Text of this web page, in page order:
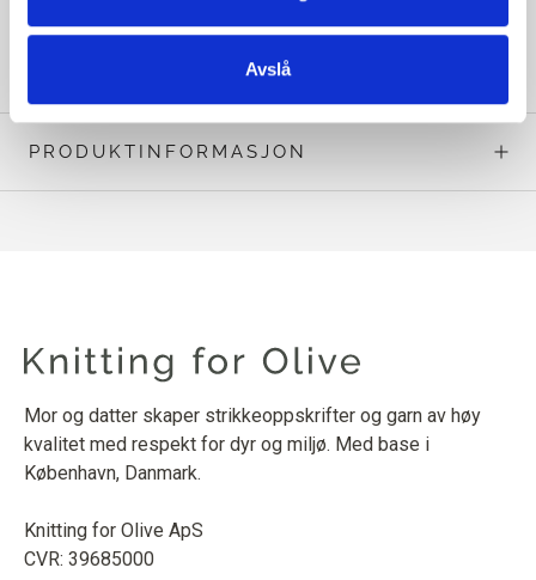
Avslå
LES MER OM DETTE
PRODUKTINFORMASJON
Mor og datter skaper strikkeoppskrifter og garn av høy
kvalitet med respekt for dyr og miljø. Med base i
København, Danmark.
Knitting for Olive ApS
CVR: 39685000